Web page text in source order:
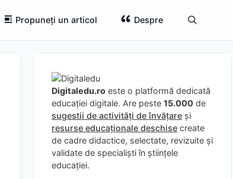
Propuneți un articol Despre
Digitaledu.ro este o platformă dedicată
educației digitale. Are peste 15.000 de
sugestii de activități de învățare și
resurse educaționale deschise create
de cadre didactice, selectate, revizuite și
validate de specialiști în științele
educației.